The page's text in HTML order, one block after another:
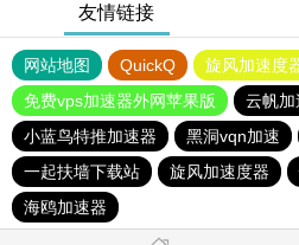
友情链接
网站地图 QuickQ 旋风加速度
免费vps加速器外网苹果版
云帆加
小蓝鸟特推加速器
黑洞vqn加速
一起扶墙下载站
旋风加速度器
海鸥加速器